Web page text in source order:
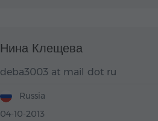
Нина Клещева
deba3003 at mail dot ru
Russia
04-10-2013